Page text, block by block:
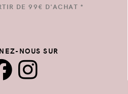
DE 99€ D'ACHAT *
NOUS SUR